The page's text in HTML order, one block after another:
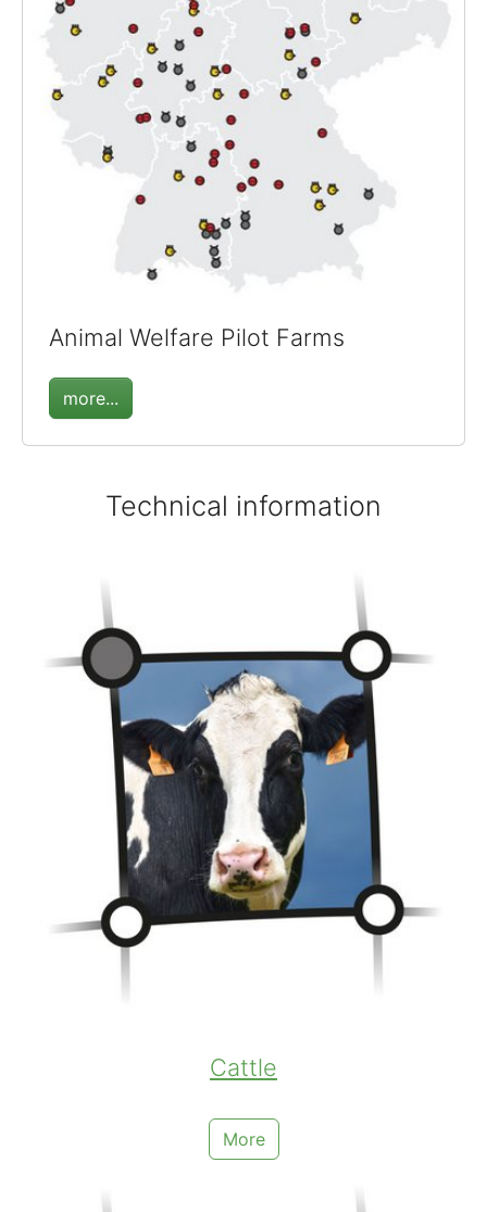
Animal Welfare Pilot Farms
more...
Technical information
Cattle
More